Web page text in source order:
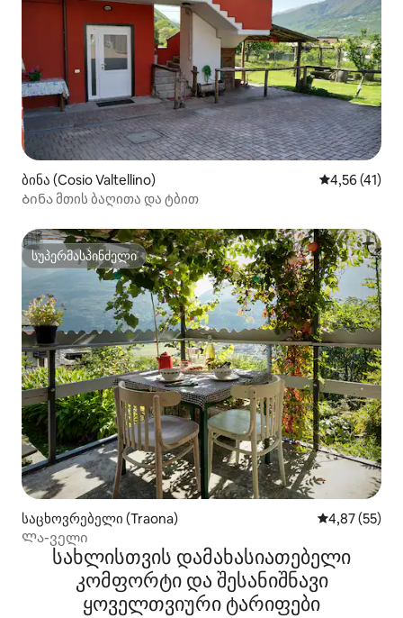
ბინა (Cosio Valtellino) საშუალო
4,56 (41)
Ბინა მთის ბაღითა და ტბით
სუპერმასპინძელი
სუპერმასპინძელი
საცხოვრებელი (Traona) საშუალო
4,87 (55)
Ლა-ველი
სახლისთვის დამახასიათებელი
კომფორტი და შესანიშნავი
ყოველთვიური ტარიფები